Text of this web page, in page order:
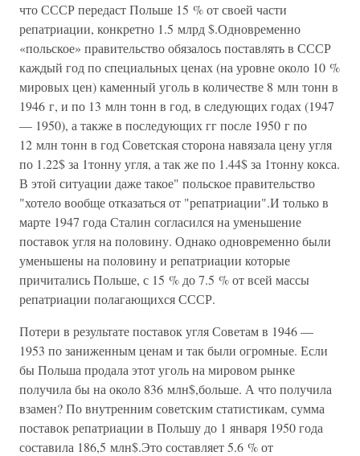
что СССР передаст Польше 15 % от своей части
репатриации, конкретно 1.5 млрд $.Одновременно
«польское» правительство обязалось поставлять в СССР
каждый год по специальных ценах (на уровне около 10 %
мировых цен) каменный уголь в количестве 8 млн тонн в
1946 г, и по 13 млн тонн в год, в следующих годах (1947
— 1950), а также в последующих гг после 1950 г по
12 млн тонн в год Советская сторона навязала цену угля
по 1.22$ за 1тонну угля, а так же по 1.44$ за 1тонну кокса.
В этой ситуации даже такое" польское правительство
"хотело вообще отказаться от "репатриации".И только в
марте 1947 года Сталин согласился на уменьшение
поставок угля на половину. Однако одновременно были
уменьшены на половину и репатриации которые
причитались Польше, с 15 % до 7.5 % от всей массы
репатриации полагающихся СССР.
Потери в результате поставок угля Советам в 1946 —
1953 по заниженным ценам и так были огромные. Если
бы Польша продала этот уголь на мировом рынке
получила бы на около 836 млн$,больше. А что получила
взамен? По внутренним советским статистикам, сумма
поставок репатриации в Польшу до 1 января 1950 года
составила 186,5 млн$.Это составляет 5.6 % от